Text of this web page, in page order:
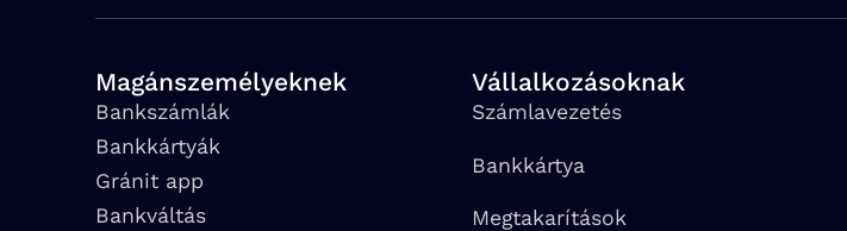
Magánszemélyeknek
Bankszámlák
Bankkártyák
Gránit app
Bankváltás
Vállalkozásoknak
Számlavezetés
Bankkártya
Megtakarítások